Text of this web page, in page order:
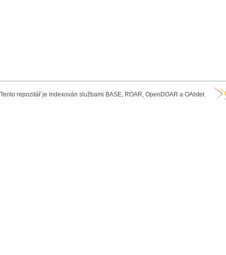
Tento repozitář je indexován službami BASE, ROAR, OpenDOAR a OAIster.